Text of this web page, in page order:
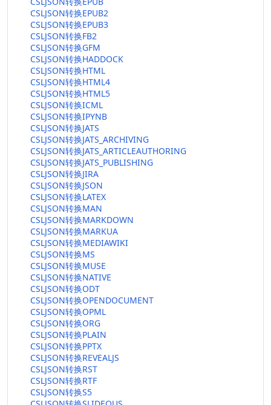
CSLJSON转换EPUB2
CSLJSON转换EPUB3
CSLJSON转换FB2
CSLJSON转换GFM
CSLJSON转换HADDOCK
CSLJSON转换HTML
CSLJSON转换HTML4
CSLJSON转换HTML5
CSLJSON转换ICML
CSLJSON转换IPYNB
CSLJSON转换JATS
CSLJSON转换JATS_ARCHIVING
CSLJSON转换JATS_ARTICLEAUTHORING
CSLJSON转换JATS_PUBLISHING
CSLJSON转换JIRA
CSLJSON转换JSON
CSLJSON转换LATEX
CSLJSON转换MAN
CSLJSON转换MARKDOWN
CSLJSON转换MARKUA
CSLJSON转换MEDIAWIKI
CSLJSON转换MS
CSLJSON转换MUSE
CSLJSON转换NATIVE
CSLJSON转换ODT
CSLJSON转换OPENDOCUMENT
CSLJSON转换OPML
CSLJSON转换ORG
CSLJSON转换PLAIN
CSLJSON转换PPTX
CSLJSON转换REVEALJS
CSLJSON转换RST
CSLJSON转换RTF
CSLJSON转换S5